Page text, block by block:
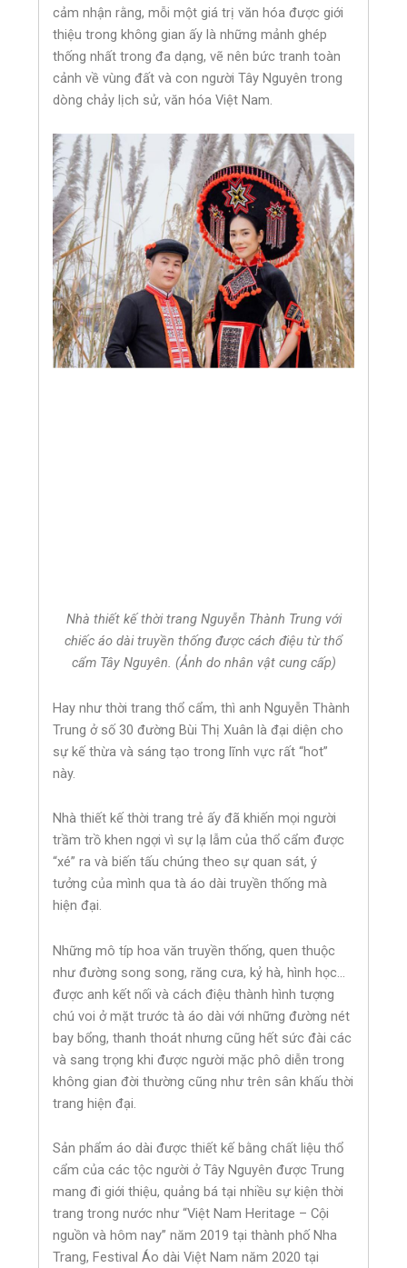
cảm nhận rằng, mỗi một giá trị văn hóa được giới
thiệu trong không gian ấy là những mảnh ghép
thống nhất trong đa dạng, vẽ nên bức tranh toàn
cảnh về vùng đất và con người Tây Nguyên trong
dòng chảy lịch sử, văn hóa Việt Nam.
Nhà thiết kế thời trang Nguyễn Thành Trung với
chiếc áo dài truyền thống được cách điệu từ thổ
cẩm Tây Nguyên. (Ảnh do nhân vật cung cấp)
Hay như thời trang thổ cẩm, thì anh Nguyễn Thành
Trung ở số 30 đường Bùi Thị Xuân là đại diện cho
sự kế thừa và sáng tạo trong lĩnh vực rất “hot”
này.
Nhà thiết kế thời trang trẻ ấy đã khiến mọi người
trầm trồ khen ngợi vì sự lạ lẫm của thổ cẩm được
“xé” ra và biến tấu chúng theo sự quan sát, ý
tưởng của mình qua tà áo dài truyền thống mà
hiện đại.
Những mô típ hoa văn truyền thống, quen thuộc
như đường song song, răng cưa, kỷ hà, hình học…
được anh kết nối và cách điệu thành hình tượng
chú voi ở mặt trước tà áo dài với những đường nét
bay bổng, thanh thoát nhưng cũng hết sức đài các
và sang trọng khi được người mặc phô diễn trong
không gian đời thường cũng như trên sân khấu thời
trang hiện đại.
Sản phẩm áo dài được thiết kế bằng chất liệu thổ
cẩm của các tộc người ở Tây Nguyên được Trung
mang đi giới thiệu, quảng bá tại nhiều sự kiện thời
trang trong nước như “Việt Nam Heritage – Cội
nguồn và hôm nay” năm 2019 tại thành phố Nha
Trang, Festival Áo dài Việt Nam năm 2020 tại